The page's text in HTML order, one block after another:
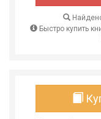
Быстро купить